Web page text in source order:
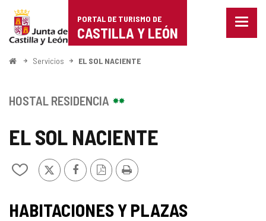
Portal
de
Turismo
Castilla
León
PORTAL DE TURISMO DE
CASTILLA Y LEÓN
Menu
InicioServicios EL SOL NACIENTE
EL SOL NACIENTE
Añadir/quitar
cuadernos
X FacebookVersión
PDF
Imprimir
HOSTAL RESIDENCIA
HABITACIONES Y PLAZAS